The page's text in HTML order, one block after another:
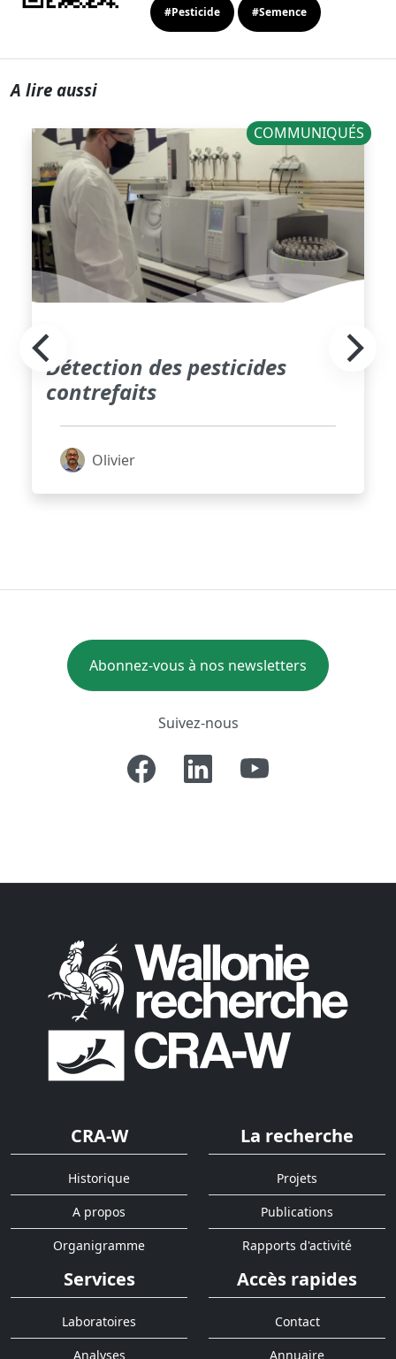
#Pesticide #Semence
A lire aussi
COMMUNIQUÉS
Détection des pesticides
contrefaits
Olivier
Abonnez-vous à nos newsletters
Suivez-nous
CRA-W
Historique
A propos
Organigramme
La recherche
Projets
Publications
Rapports d'activité
Services
Laboratoires
Analyses
Accès rapides
Contact
Annuaire